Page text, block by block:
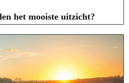
het mooiste uitzicht?